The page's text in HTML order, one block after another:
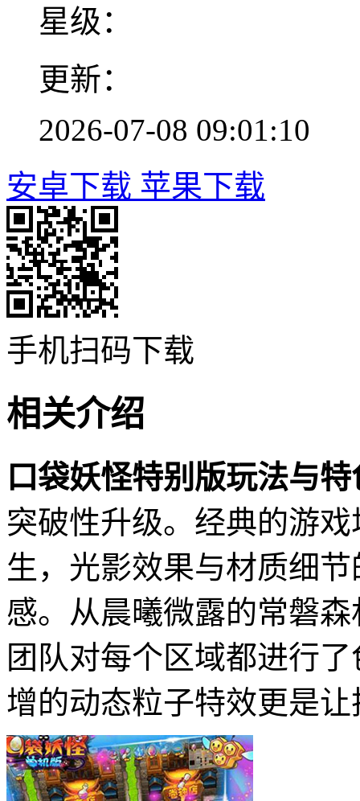
星级：
更新：
2026-07-08 09:01:10
安卓下载 苹果下载
手机扫码下载
相关介绍
口袋妖怪特别版玩法与
突破性升级。经典的游
生，光影效果与材质细
感。从晨曦微露的常磐
团队对每个区域都进行
增的动态粒子特效更是